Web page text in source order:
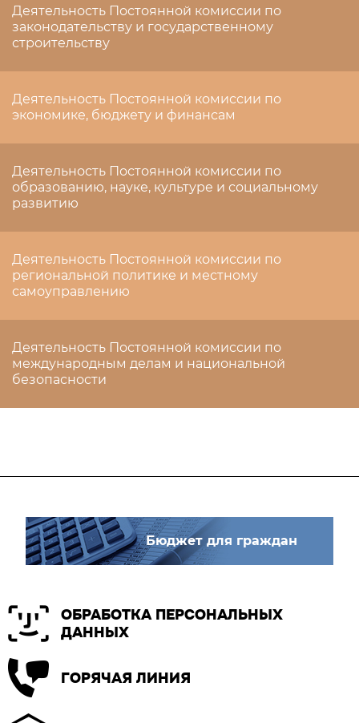
Деятельность Постоянной комиссии по
законодательству и государственному
строительству
Деятельность Постоянной комиссии по
экономике, бюджету и финансам
Деятельность Постоянной комиссии по
образованию, науке, культуре и социальному
развитию
Деятельность Постоянной комиссии по
региональной политике и местному
самоуправлению
Деятельность Постоянной комиссии по
международным делам и национальной
безопасности
Бюджет для граждан
ОБРАБОТКА ПЕРСОНАЛЬНЫХ
ДАННЫХ
ГОРЯЧАЯ ЛИНИЯ